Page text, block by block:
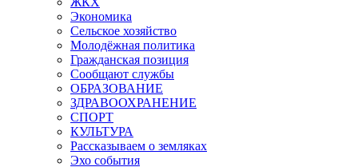
Экономика
Сельское хозяйство
Молодёжная политика
Гражданская позиция
Сообщают службы
ОБРАЗОВАНИЕ
ЗДРАВООХРАНЕНИЕ
СПОРТ
КУЛЬТУРА
Рассказываем о земляках
Эхо события